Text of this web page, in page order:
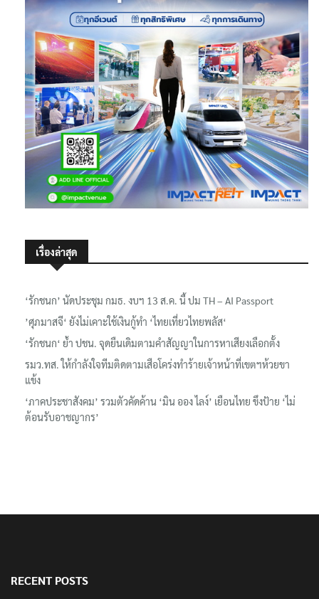
’ศุภมาสจี‘ ยังไม่เคาะใช้เงินกู้ทำ ‘ไทยเที่ยวไทยพลัส‘
‘รักชนก‘ ย้ำ ปชน. จุดยืนเดิมตามคำสัญญาในการหาเสียงเลือกตั้ง
รมว.ทส. ให้กำลังใจทีมติดตามเสือโคร่งทำร้ายเจ้าหน้าที่เขตฯห้วยขา
แข้ง
‘ภาคประชาสังคม’ รวมตัวคัดค้าน ‘มิน ออง ไลง์’ เยือนไทย ขึงป้าย ‘ไม่
ต้อนรับอาชญากร’